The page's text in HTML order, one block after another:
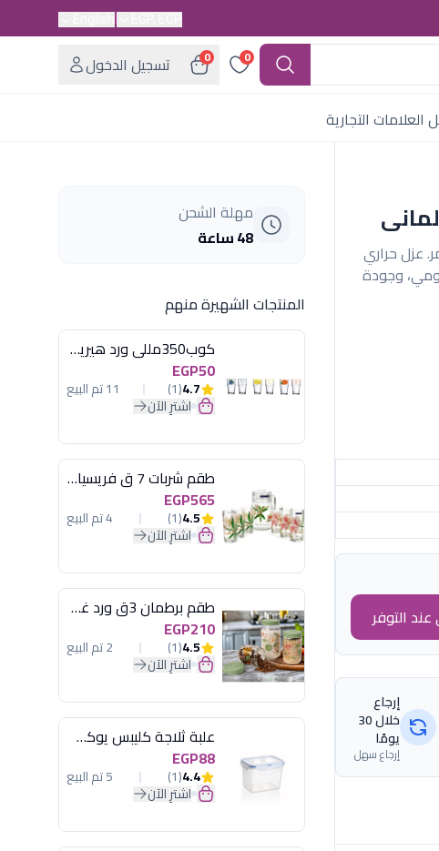
0
0
تسجيل الدخول
العلامات التجارية
باللون الأحمر. عزل حراري
وجودة
التوفر
إرجاع
خلال 30
يومًا
إرجاع سهل
مهلة الشحن
48 ساعة
المنتجات الشهيرة منهم
كوب350مللى ورد هيريفين
EGP50
4.7
(1) 11 تم البيع
اشترِ الآن
طقم شربات 7 ق فريسيا لومينارك
EGP565
4.5
(1) 4 تم البيع
اشترِ الآن
طقم برطمان 3ق ورد غطاء مينت جرين هيريفين
EGP210
4.5
(1) 2 تم البيع
اشترِ الآن
علبة ثلاجة كليبس يوكسان
EGP88
4.4
(1) 5 تم البيع
اشترِ الآن